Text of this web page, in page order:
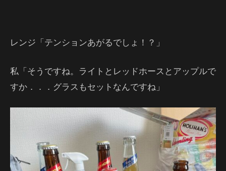
レンジ「テンションあがるでしょ！？」
私「そうですね。ライトとレッドホースとアップルで
すか．．．グラスもセットなんですね」